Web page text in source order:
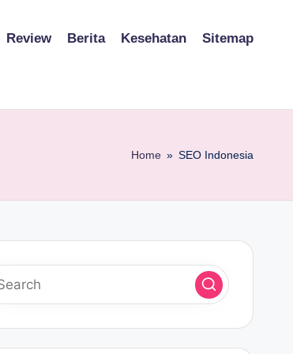
Review Berita Kesehatan Sitemap
Home » SEO Indonesia